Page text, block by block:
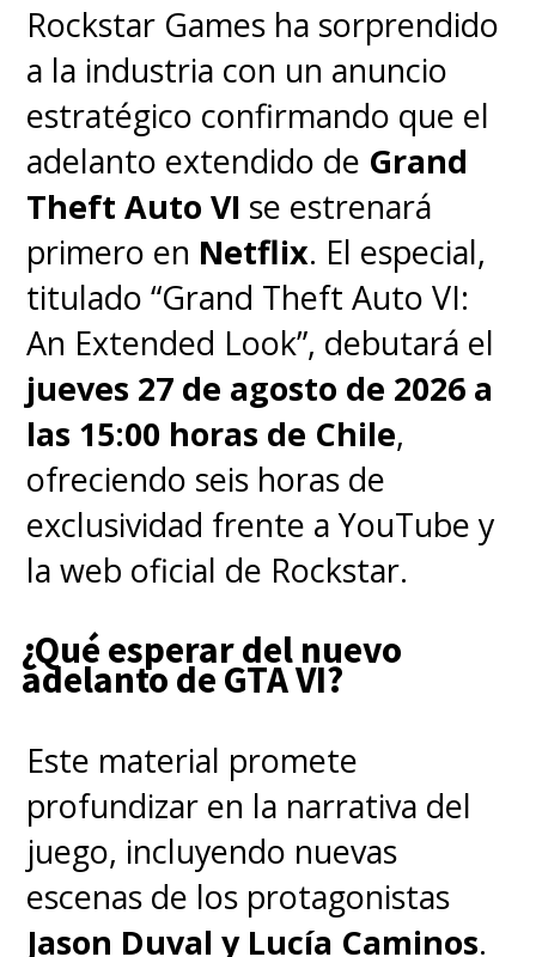
Karate Kid"solía estrenar sus
nuevos episodios para Año
Nuevo, pero ahora regresará
unos meses antes con su
próximo ciclo.
"Cobra Kai V", la quinta
temporada de la serie, se
estrenará el próximo 9 de
septiembre en Netflix.
Rockstar Games ha sorprendido
a la industria con un anuncio
estratégico confirmando que el
adelanto extendido de Grand
Theft Auto VI se estrenará
primero en Netflix. El especial,
titulado “Grand Theft Auto VI:
An Extended Look”, debutará el
jueves 27 de agosto de 2026 a
las 15:00 horas de Chile,
ofreciendo seis horas de
exclusividad frente a YouTube y
la web oficial de Rockstar.
¿Qué esperar del nuevo
adelanto de GTA VI?
Este material promete
profundizar en la narrativa del
juego, incluyendo nuevas
escenas de los protagonistas
Jason Duval y Lucía Caminos.